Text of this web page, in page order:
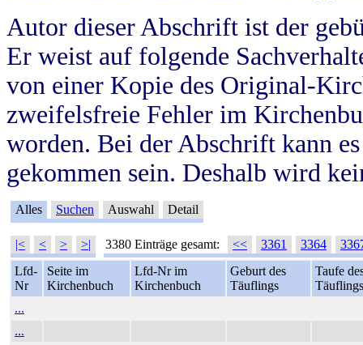
Autor dieser Abschrift ist der
Er weist auf folgende
von einer Kopie des Original-
zweifelsfreie Fehler im
worden. Bei der Abschrift kann
gekommen sein. Deshalb wird
Alles Suchen Auswahl Detail
|< < > >| 3380 Einträge gesamt: << 3361 3364
Lfd-
Nr
Seite im
Kirchenbuch
Lfd-Nr im
Kirchenbuch
Geburt des
Täuflings
Taufe
Täuflings
...
...